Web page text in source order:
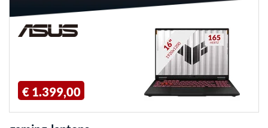
€ 1.399,00